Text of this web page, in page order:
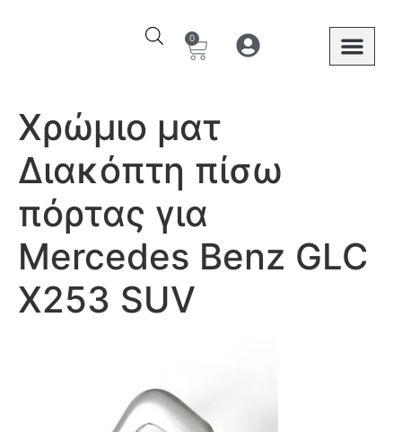
0
Χρώμιο ματ
Διακόπτη πίσω
πόρτας για
Mercedes Benz GLC
X253 SUV